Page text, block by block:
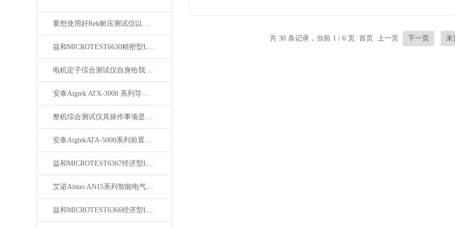
要想使用好Rek耐压测试仪以下步骤不可少
益和MICROTEST6630精密型LCR测试仪
电机定子综合测试仪自身给我们带来了怎样的优势呢？
安泰Aigtek ATX-3000 系列导通线束测试仪
整机综合测试仪其操作事项是很有讲究的
安泰AigtekATA-5000系列前置微小信号放大器
益和MICROTEST6367经济型LCR测试仪
艾诺Ainuo AN15系列智能电气安全性能综合分析仪
益和MICROTEST6366经济型LCR测试仪
共 30 条记录，当前 1 / 6 页 首页 上一页 下一页 末